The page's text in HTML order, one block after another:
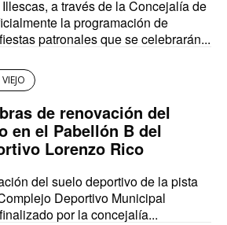
a través de la Concejalía de
la programación de
patronales que se celebrarán...
de renovación del
en el Pabellón B del
Lorenzo Rico
del suelo deportivo de la pista
Deportivo Municipal
por la concejalía...